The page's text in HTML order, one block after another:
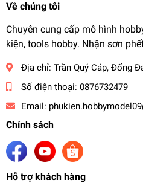
Về chúng tôi
Chuyên cung cấp mô hình
kiện, tools hobby. Nhận sơn
Địa chỉ: Trần Quý Cáp, Đống
Số điện thoại: 0876732479
Email:
Chính sách
Hỗ trợ khách hàng